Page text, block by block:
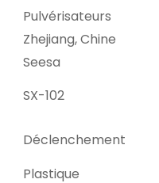
Pulvérisateurs
Zhejiang, Chine
Seesa
SX-102
Déclenchement
Plastique